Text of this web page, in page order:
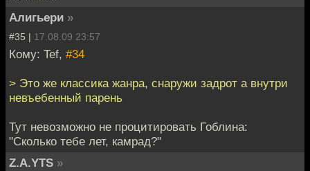
Алигьери »
#35 | 17.08.09 23:57
Кому: Tef, #34
> Это же классика жанра, снаружи задрот а внутри
невъебенный парень
Тут невозможно не процитировать Гоблина:
"Сколько тебе лет, камрад?"
Z.A.YTS »